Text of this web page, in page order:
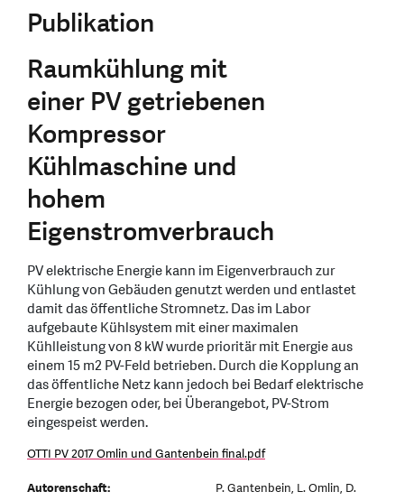
Publikation
Raumkühlung mit
einer PV getriebenen
Kompressor
Kühlmaschine und
hohem
Eigenstromverbrauch
PV elektrische Energie kann im Eigenverbrauch zur
Kühlung von Gebäuden genutzt werden und entlastet
damit das öffentliche Stromnetz. Das im Labor
aufgebaute Kühlsystem mit einer maximalen
Kühlleistung von 8 kW wurde prioritär mit Energie aus
einem 15 m2 PV-Feld betrieben. Durch die Kopplung an
das öffentliche Netz kann jedoch bei Bedarf elektrische
Energie bezogen oder, bei Überangebot, PV-Strom
eingespeist werden.
OTTI PV 2017 Omlin und Gantenbein final.pdf
Autorenschaft:
P. Gantenbein, L. Omlin, D.